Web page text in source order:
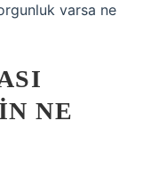
varsa ne
NE